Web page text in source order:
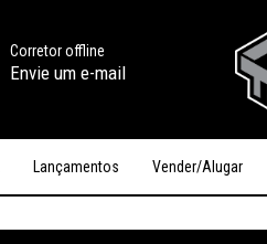
Corretor offline
Envie um e-mail
Lançamentos Vender/Alugar